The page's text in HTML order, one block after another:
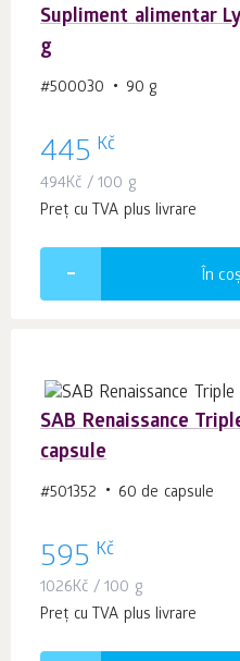
Supliment alimentar
g
#500030 90 g
445 Kč
494Kč / 100 g
Preț cu TVA plus livrare
În
SAB Renaissance
capsule
#501352 60 de capsule
595 Kč
1026Kč / 100 g
Preț cu TVA plus livrare